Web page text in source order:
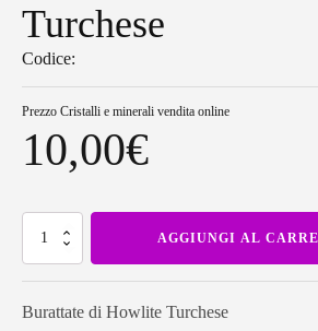
Turchese
Codice:
Prezzo Cristalli e minerali vendita online
10,00€
Burattate
Howlite
Turchese
AGGIUNGI AL
Burattate di Howlite Turchese